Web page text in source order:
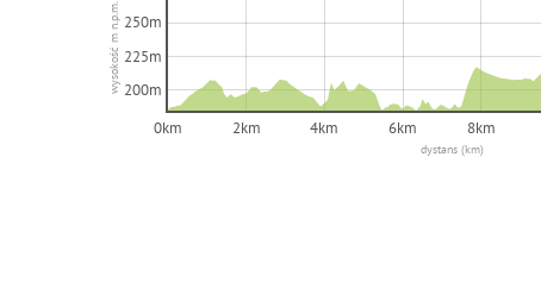
dystans (km)
wysokość m n.p.m.
0km 2km 4km 6km 8km
200m
225m
250m